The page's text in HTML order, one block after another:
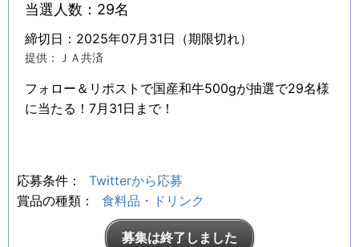
当選人数：29名
締切日：2025年07月31日（期限切れ）
提供：ＪＡ共済
フォロー＆リポストで国産和牛500gが抽選で29名様
に当たる！7月31日まで！
応募条件：
Twitterから応募
賞品の種類：
食料品・ドリンク
募集は終了しました